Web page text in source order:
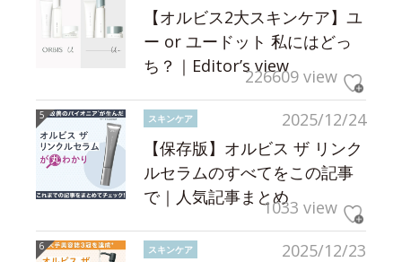
【オルビス2大スキンケア】ユ
ー or ユードット 私にはどっ
ち？｜Editor’s view226609 view
2025/12/24
スキンケア
【保存版】オルビス ザ リンク
ルセラムのすべてをこの記事
で｜人気記事まとめ1033 view
2025/12/23
スキンケア